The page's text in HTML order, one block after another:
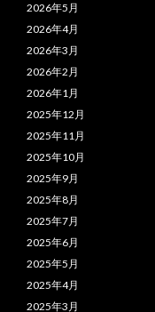
2026年5月
2026年4月
2026年3月
2026年2月
2026年1月
2025年12月
2025年11月
2025年10月
2025年9月
2025年8月
2025年7月
2025年6月
2025年5月
2025年4月
2025年3月